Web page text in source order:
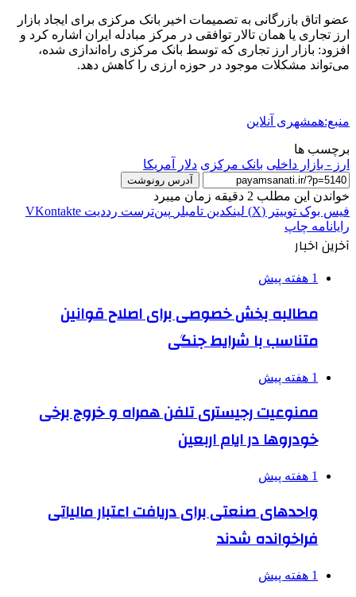
عضو اتاق بازرگانی به تصمیمات اخیر بانک مرکزی برای ایجاد بازار
ارز تجاری یا همان تالار توافقی در مرکز مبادله ایران اشاره کرد و
افزود: بازار ارز تجاری که توسط بانک مرکزی راه‌اندازی شده،
می‌تواند مشکلات موجود در حوزه ارزی را کاهش دهد.
منبع:همشهری آنلاین
برچسب ها
ارز - بازار داخلی بانک مرکزی دلار آمريكا
آدرس رونوشت
خواندن این مطلب 2 دقیقه زمان میبرد
فیس بوک توییتر (X) لینکدین ‫تامبلر ‫پین‌ترست ‫رددیت ‫VKontakte
رایانامه چاپ
آخرین اخبار
1 هفته پیش
مطالبه بخش خصوصی برای اصلاح قوانین
متناسب با شرایط جنگی
1 هفته پیش
ممنوعیت رجیستری تلفن همراه و خروج برخی
خودروها در ایام اربعین
1 هفته پیش
واحدهای صنعتی برای دریافت اعتبار مالیاتی
فراخوانده شدند
1 هفته پیش